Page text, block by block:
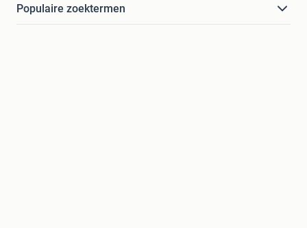
Populaire zoektermen